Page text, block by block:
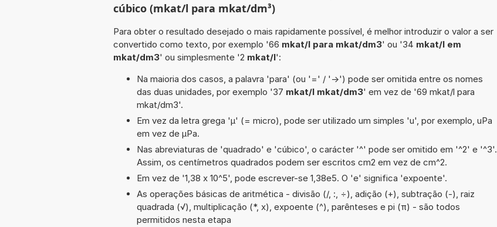
cúbico (mkat/l para mkat/dm³)
Para obter o resultado desejado o mais rapidamente possível, é melhor introduzir o valor a ser
convertido como texto, por exemplo '66 mkat/l para mkat/dm3' ou '34 mkat/l em
mkat/dm3' ou simplesmente '2 mkat/l':
Na maioria dos casos, a palavra 'para' (ou '=' / '->') pode ser omitida entre os nomes
das duas unidades, por exemplo '37 mkat/l mkat/dm3' em vez de '69 mkat/l para
mkat/dm3'.
Em vez da letra grega 'µ' (= micro), pode ser utilizado um simples 'u', por exemplo, uPa
em vez de µPa.
Nas abreviaturas de 'quadrado' e 'cúbico', o carácter '^' pode ser omitido em '^2' e '^3'.
Assim, os centímetros quadrados podem ser escritos cm2 em vez de cm^2.
Em vez de '1,38 x 10^5', pode escrever-se 1,38e5. O 'e' significa 'expoente'.
As operações básicas de aritmética - divisão (/, :, ÷), adição (+), subtração (-), raiz
quadrada (√), multiplicação (*, x), expoente (^), parênteses e pi (π) - são todos
permitidos nesta etapa